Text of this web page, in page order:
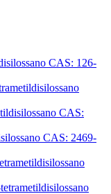
CAS: 126-
CAS:
CAS: 2469-